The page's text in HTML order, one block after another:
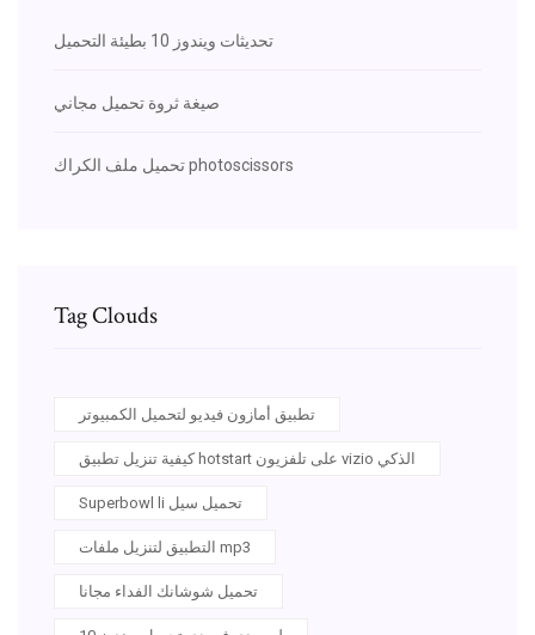
تحديثات ويندوز 10 بطيئة التحميل
صيغة ثروة تحميل مجاني
تحميل ملف الكراك photoscissors
Tag Clouds
تطبيق أمازون فيديو لتحميل الكمبيوتر
كيفية تنزيل تطبيق hotstart على تلفزيون vizio الذكي
Superbowl li تحميل سيل
التطبيق لتنزيل ملفات mp3
تحميل شوشانك الفداء مجانا